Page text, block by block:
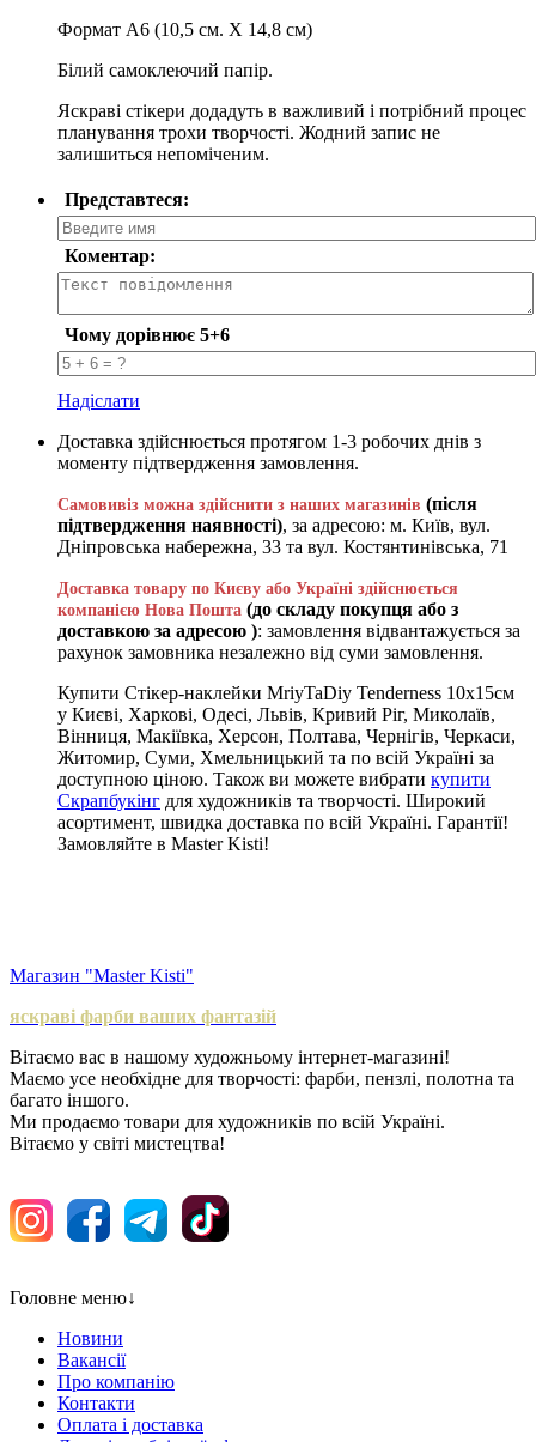
Формат А6 (10,5 см. Х 14,8 см)
Білий самоклеючий папір.
Яскраві стікери додадуть в важливий і потрібний процес
планування трохи творчості. Жодний запис не
залишиться непоміченим.
Представтеся:
Коментар:
Чому дорівнює 5+6
Надіслати
Доставка здійснюється протягом 1-3 робочих днів з
моменту підтвердження замовлення.
Самовивіз можна здійснити з наших магазинів (після
підтвердження наявності), за адресою: м. Київ, вул.
Дніпровська набережна, 33 та вул. Костянтинівська, 71
Доставка товару по Києву або Україні здійснюється
компанією Нова Пошта (до складу покупця або з
доставкою за адресою ): замовлення відвантажується за
рахунок замовника незалежно від суми замовлення.
Купити Стікер-наклейки MriyTaDiy Tenderness 10х15см
у Києві, Харкові, Одесі, Львів, Кривий Ріг, Миколаїв,
Вінниця, Макіївка, Херсон, Полтава, Чернігів, Черкаси,
Житомир, Суми, Хмельницький та по всій Україні за
доступною ціною. Також ви можете вибрати купити
Скрапбукінг для художників та творчості. Широкий
асортимент, швидка доставка по всій Україні. Гарантії!
Замовляйте в Master Kisti!
Магазин "Master Kisti"
яскраві фарби ваших фантазій
Вітаємо вас в нашому художньому інтернет-магазині!
Маємо усе необхідне для творчості: фарби, пензлі, полотна та
багато іншого.
Ми продаємо товари для художників по всій Україні.
Вітаємо у світі мистецтва!
Головне меню↓
Новини
Вакансії
Про компанію
Контакти
Оплата і доставка